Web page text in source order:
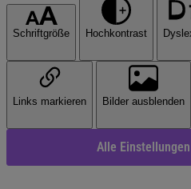
Schriftgröße Hochkontrast
Links markieren Bilder ausblenden
Alle